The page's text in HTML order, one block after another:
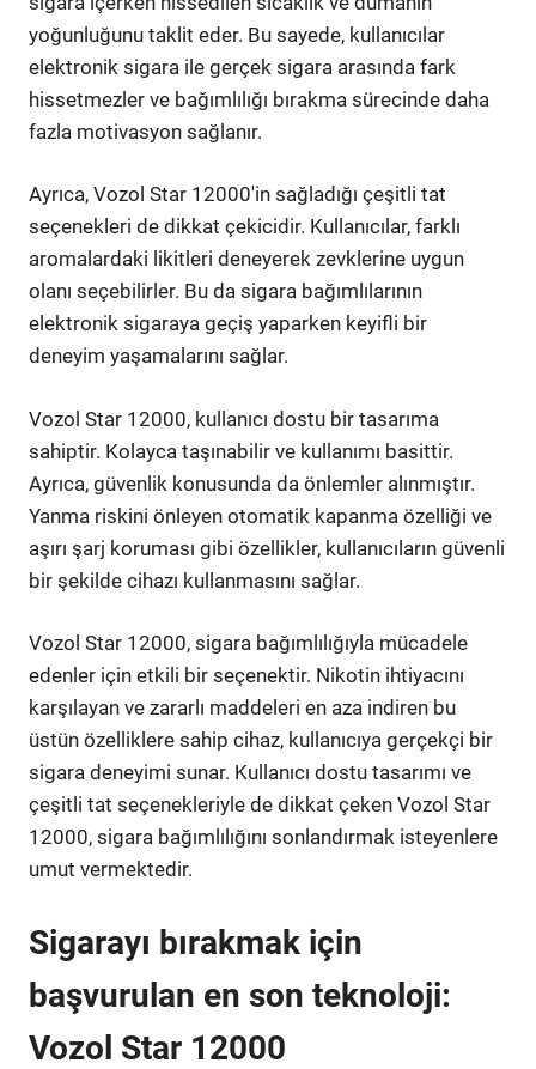
yoğunluğunu taklit eder. Bu sayede, kullanıcılar
elektronik sigara ile gerçek sigara arasında fark
hissetmezler ve bağımlılığı bırakma sürecinde daha
fazla motivasyon sağlanır.
Ayrıca, Vozol Star 12000'in sağladığı çeşitli tat
seçenekleri de dikkat çekicidir. Kullanıcılar, farklı
aromalardaki likitleri deneyerek zevklerine uygun
olanı seçebilirler. Bu da sigara bağımlılarının
elektronik sigaraya geçiş yaparken keyifli bir
deneyim yaşamalarını sağlar.
Vozol Star 12000, kullanıcı dostu bir tasarıma
sahiptir. Kolayca taşınabilir ve kullanımı basittir.
Ayrıca, güvenlik konusunda da önlemler alınmıştır.
Yanma riskini önleyen otomatik kapanma özelliği ve
aşırı şarj koruması gibi özellikler, kullanıcıların güvenli
bir şekilde cihazı kullanmasını sağlar.
Vozol Star 12000, sigara bağımlılığıyla mücadele
edenler için etkili bir seçenektir. Nikotin ihtiyacını
karşılayan ve zararlı maddeleri en aza indiren bu
üstün özelliklere sahip cihaz, kullanıcıya gerçekçi bir
sigara deneyimi sunar. Kullanıcı dostu tasarımı ve
çeşitli tat seçenekleriyle de dikkat çeken Vozol Star
12000, sigara bağımlılığını sonlandırmak isteyenlere
umut vermektedir.
Sigarayı bırakmak için
başvurulan en son teknoloji:
Vozol Star 12000